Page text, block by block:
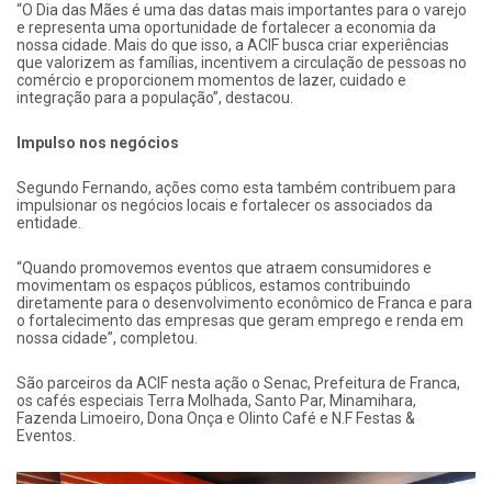
“O Dia das Mães é uma das datas mais importantes para o varejo
e representa uma oportunidade de fortalecer a economia da
nossa cidade. Mais do que isso, a ACIF busca criar experiências
que valorizem as famílias, incentivem a circulação de pessoas no
comércio e proporcionem momentos de lazer, cuidado e
integração para a população”, destacou.
Impulso nos negócios
Segundo Fernando, ações como esta também contribuem para
impulsionar os negócios locais e fortalecer os associados da
entidade.
“Quando promovemos eventos que atraem consumidores e
movimentam os espaços públicos, estamos contribuindo
diretamente para o desenvolvimento econômico de Franca e para
o fortalecimento das empresas que geram emprego e renda em
nossa cidade”, completou.
São parceiros da ACIF nesta ação o Senac, Prefeitura de Franca,
os cafés especiais Terra Molhada, Santo Par, Minamihara,
Fazenda Limoeiro, Dona Onça e Olinto Café e N.F Festas &
Eventos.